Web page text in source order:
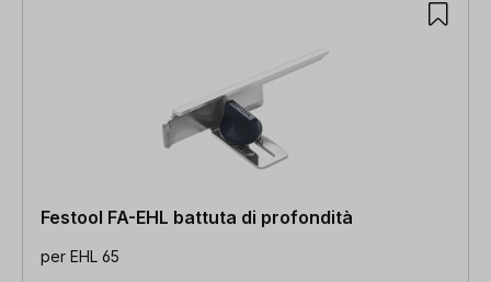
Festool FA-EHL battuta di profondità
per EHL 65